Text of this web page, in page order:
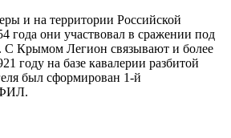
и на территории Российской
года они участвовал в сражении под
Крымом Легион связывают и более
году на базе кавалерии разбитой
был сформирован 1-й
ФИЛ.